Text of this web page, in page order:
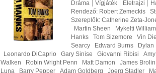
Dráma
Vígjáték Életrajzi
Rendező: Robert Zemeckis
Szereplők: Catherine Zeta-
Martin Sheen
Mykelti
Hanks
Tom Sizemore Vin
Searcy
Edward Burns Dylan
Leonardo DiCaprio
Gary Sinise Giovanni Ribisi
Walken
Robin Wright Penn Matt Damon James Brolin
Luna
Barry Pepper Adam Goldberg Joerg Stadler